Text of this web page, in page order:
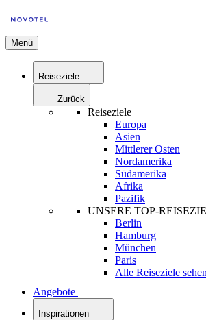
Menü
Reiseziele
Zurück
Reiseziele
Europa
Asien
Mittlerer Osten
Nordamerika
Südamerika
Afrika
Pazifik
UNSERE TOP-
Berlin
Hamburg
München
Paris
Alle Reiseziele sehen
Angebote
Inspirationen